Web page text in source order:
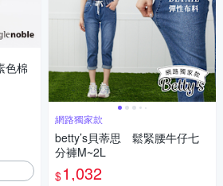
色棉
網路獨家款
betty’s貝蒂思 鬆緊腰牛仔七
分褲M~2L
$1,032